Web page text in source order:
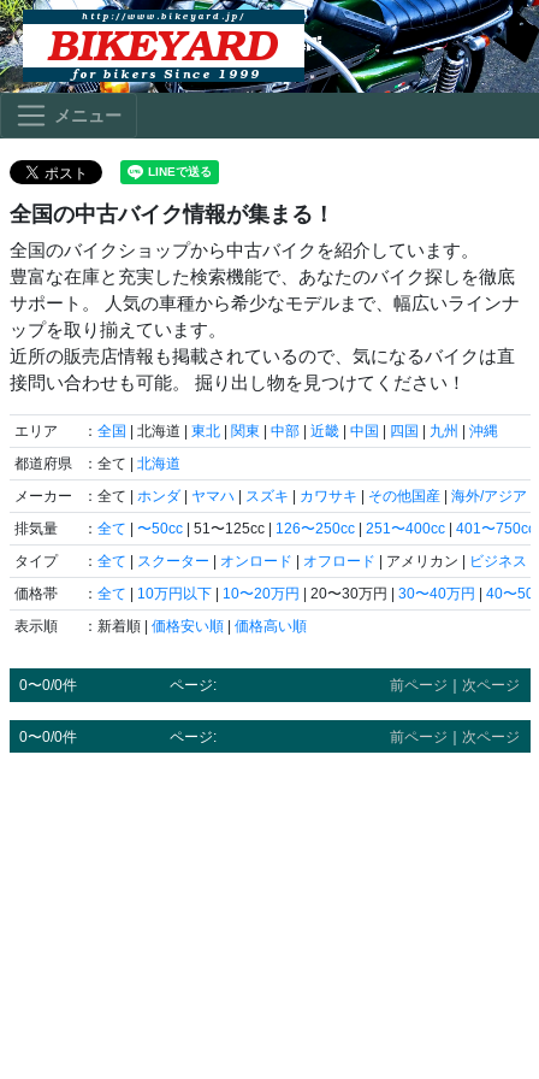
メニュー
全国の中古バイク情報が集まる！
全国のバイクショップから中古バイクを紹介しています。
豊富な在庫と充実した検索機能で、あなたのバイク探しを徹底
サポート。 人気の車種から希少なモデルまで、幅広いラインナ
ップを取り揃えています。
近所の販売店情報も掲載されているので、気になるバイクは直
接問い合わせも可能。 掘り出し物を見つけてください！
エリア ： 全国 | 北海道 | 東北 | 関東 | 中部 | 近畿 | 中国 | 四国 | 九州 | 沖縄
都道府県
：全て | 北海道
メーカー
：全て | ホンダ | ヤマハ | スズキ | カワサキ | その他国産 | 海外/アジア
排気量
： 全て | 〜50cc | 51〜125cc | 126〜250cc | 251〜400cc | 401〜750cc
タイプ
： 全て | スクーター | オンロード | オフロード | アメリカン | ビジネス
価格帯
： 全て | 10万円以下 | 10〜20万円 | 20〜30万円 | 30〜40万円 | 40〜50
表示順
：新着順 | 価格安い順 | 価格高い順
0〜0/0件 ページ: 前ページ 次ページ
0〜0/0件 ページ: 前ページ ｜ 次ページ